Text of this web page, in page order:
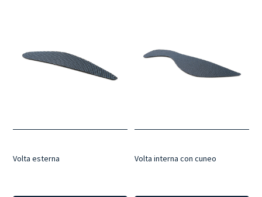
Volta esterna Volta interna con cuneo